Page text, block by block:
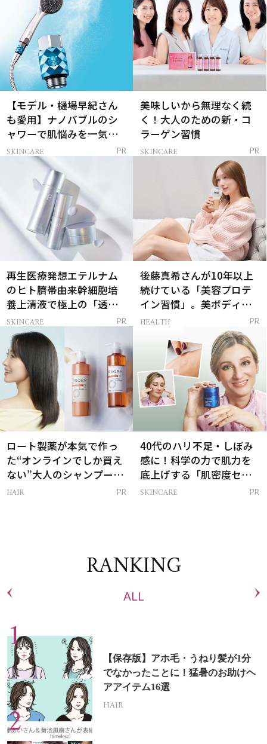
【モデル・樋場早紀さん
も愛用】ナノバブルのシ
ャワーで肌悩みを一気に
解決
SKINCARE PR
美味しいから無理なく続
く！大人のための新・コ
ラーゲン習慣
SKINCARE PR
再生医療発想エテルナム
のヒト臍帯由来幹細胞培
養上清液で極上の「透明
感ハリ肌」へ
SKINCARE PR
後藤真希さんが10年以上
続けている「美容プロテ
イン習慣」。美ボディを
支える朝ルーティンと
HEALTH PR
ロート製薬が本気で作っ
た“オンラインでしか買え
ない”大人のシャンプー＆
トリートメントって？
HAIR PR
40代のハリ不足・しぼみ
感に！科学の力で肌力を
底上げする「肌密度セラ
ム」
SKINCARE PR
RANKING
ALL
【保存版】アホ毛・うねり髪が1分
でなかったことに！猛暑のお助けヘ
アアイテム16選
HAIR